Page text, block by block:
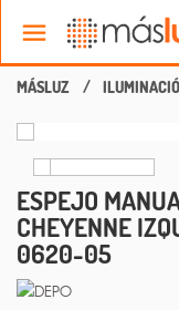
ESPEJO
CHEYENNE
0620-05